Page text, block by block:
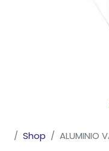
Shop ALUMINIO